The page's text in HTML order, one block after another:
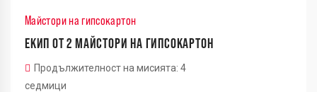
Майстори на гипсокартон
ЕКИП ОТ 2 МАЙСТОРИ НА ГИПСОКАРТОН
Продължителност на мисията: 4
седмици